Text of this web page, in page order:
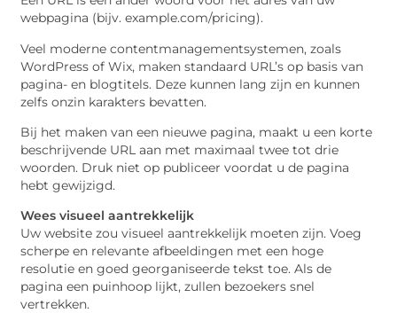
webpagina (bijv. example.com/pricing).
Veel moderne contentmanagementsystemen, zoals
WordPress of Wix, maken standaard URL’s op basis van
pagina- en blogtitels. Deze kunnen lang zijn en kunnen
zelfs onzin karakters bevatten.
Bij het maken van een nieuwe pagina, maakt u een korte
beschrijvende URL aan met maximaal twee tot drie
woorden. Druk niet op publiceer voordat u de pagina
hebt gewijzigd.
Wees visueel aantrekkelijk
Uw website zou visueel aantrekkelijk moeten zijn. Voeg
scherpe en relevante afbeeldingen met een hoge
resolutie en goed georganiseerde tekst toe. Als de
pagina een puinhoop lijkt, zullen bezoekers snel
vertrekken.